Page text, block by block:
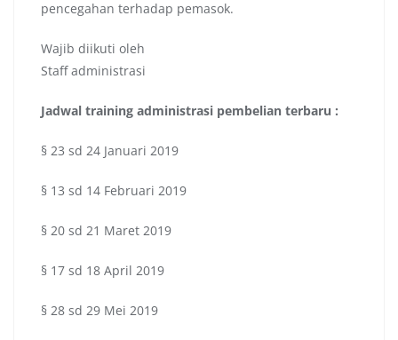
pencegahan terhadap pemasok.
Wajib diikuti oleh
Staff administrasi
Jadwal training administrasi pembelian terbaru :
§ 23 sd 24 Januari 2019
§ 13 sd 14 Februari 2019
§ 20 sd 21 Maret 2019
§ 17 sd 18 April 2019
§ 28 sd 29 Mei 2019